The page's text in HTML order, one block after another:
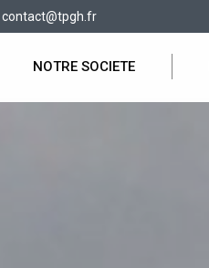
contact@tpgh.fr
NOTRE SOCIETE